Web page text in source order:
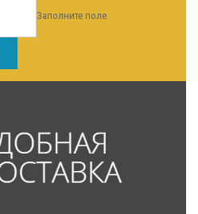
Заполните поле